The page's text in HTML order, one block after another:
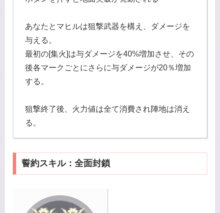
あなたとマヒルは狙撃武器を構え、ダメージを
与える。
最初の[集火]は与ダメージを40%増加させ、その
後各マークごとにさらに与ダメージが20％増加
する。
狙撃終了後、火力値は全て消費され陣地は消え
る。
誓約スキル：全面封鎖